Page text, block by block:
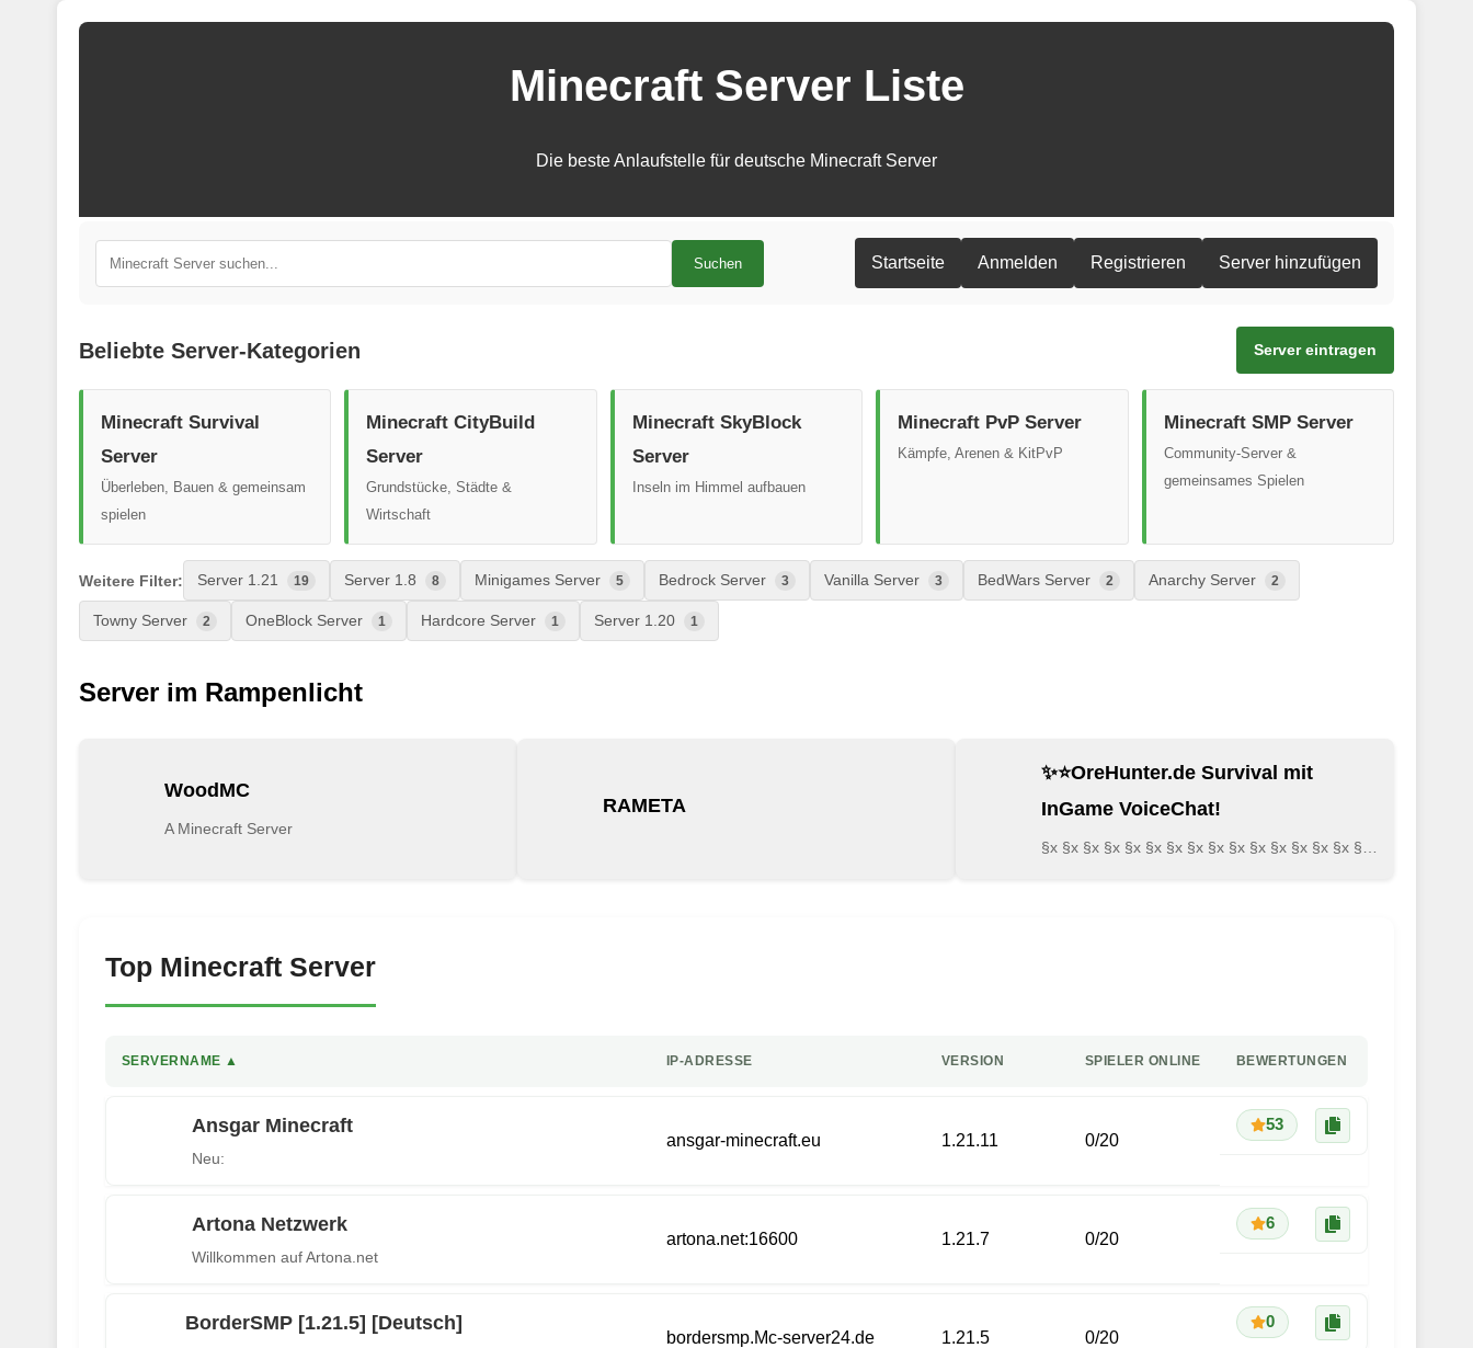
Minecraft Server Liste
Die beste Anlaufstelle für deutsche Minecraft Server
Suchen Startseite Anmelden Registrieren Server hinzufügen
Beliebte Server-Kategorien Server eintragen
Minecraft Survival
Server
Überleben, Bauen & gemeinsam
spielen
Minecraft CityBuild
Server
Grundstücke, Städte &
Wirtschaft
Minecraft SkyBlock
Server
Inseln im Himmel aufbauen
Minecraft PvP Server
Kämpfe, Arenen & KitPvP
Minecraft SMP Server
Community-Server &
gemeinsames Spielen
Weitere Filter: Server 1.21 19 Server 1.8 8 Minigames Server 5 Bedrock Server 3 Vanilla Server 3 BedWars Server 2 Anarchy Server 2
Towny Server 2 OneBlock Server 1 Hardcore Server 1 Server 1.20 1
Server im Rampenlicht
WoodMC
A Minecraft Server
RAMETA
✨⭐OreHunter.de Survival mit
InGame VoiceChat!
Top Minecraft Server
SERVERNAME ▲ IP-ADRESSE VERSION SPIELER ONLINE BEWERTUNGEN
Ansgar Minecraft
Neu:
ansgar-minecraft.eu 1.21.11 0/20
53
Artona Netzwerk
Willkommen auf Artona.net
artona.net:16600 1.21.7 0/20
6
BorderSMP [1.21.5] [Deutsch]
bordersmp.Mc-server24.de 1.21.5 0/20
0